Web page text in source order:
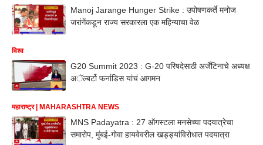
Manoj Jarange Hunger Strike : उपोषणकर्ते मनोज
जरांगेंकडून राज्य सरकारला एक महिन्याचा वेळ
विश्व
G20 Summit 2023 : G-20 परिषदेसाठी अर्जेंटिनाचे अध्यक्ष
अॅल्बर्टो फर्नाडिस यांचं आगमन
महाराष्ट्र | MAHARASHTRA NEWS
MNS Padayatra : 27 ऑगस्टला मनसेच्या पदयात्रेचा
समारोप, मुंबई-गोवा हायवेवरील खड्ड्यांविरोधात पदयात्रा